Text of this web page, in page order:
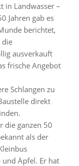
in Landwasser –
Jahren gab es
berichtet,
die
ausverkauft
frische Angebot
Schlangen zu
direkt
die ganzen 50
als der
Äpfel. Er hat